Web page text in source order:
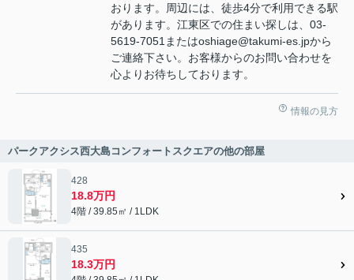
おります。周辺には、徒歩4分で利用できる駅
があります。江東区での住まい探しは、03-
5619-7051またはoshiage@takumi-es.jpから
ご連絡下さい。お客様からのお問い合わせを
心よりお待ちしております。
情報の見方
パークアクシス西大島コンフォートスクエアの他の部屋
428
18.8万円
4階 / 39.85㎡ / 1LDK
435
18.3万円